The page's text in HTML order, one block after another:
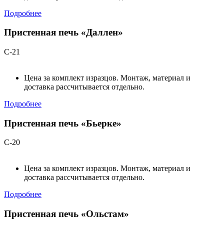
Подробнее
Пристенная печь «Даллен»
С-21
Цена за комплект изразцов. Монтаж, материал и
доставка рассчитывается отдельно.
Подробнее
Пристенная печь «Бьерке»
С-20
Цена за комплект изразцов. Монтаж, материал и
доставка рассчитывается отдельно.
Подробнее
Пристенная печь «Ольстам»